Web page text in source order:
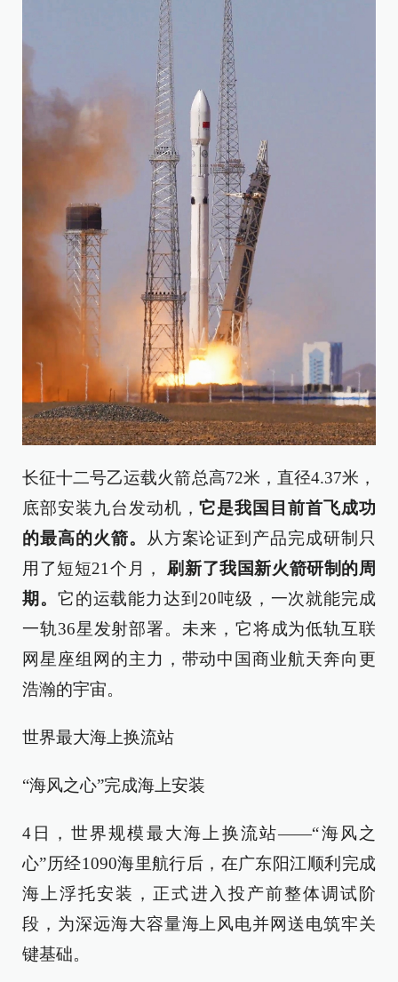
长征十二号乙运载火箭总高72米，直径4.37米，
底部安装九台发动机，它是我国目前首飞成功
的最高的火箭。
从方案论证到产品完成研制只
用了短短21个月，
刷新了我国新火箭研制的周
期。 它的运载能力达到20吨级，一次就能完成
一轨36星发射部署。未来，它将成为低轨互联
网星座组网的主力，带动中国商业航天奔向更
浩瀚的宇宙。
世界最大海上换流站
“海风之心”完成海上安装
4日，世界规模最大海上换流站——“海风之
心”历经1090海里航行后，在广东阳江顺利完成
海上浮托安装，正式进入投产前整体调试阶
段，为深远海大容量海上风电并网送电筑牢关
键基础。